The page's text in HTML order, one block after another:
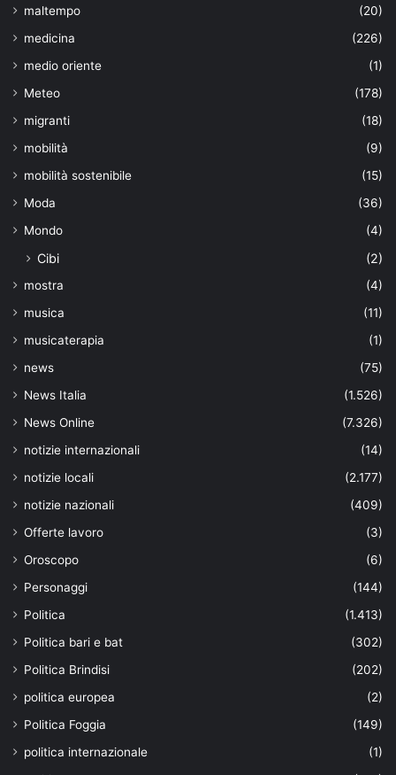
maltempo
(20)
medicina
(226)
medio oriente
(1)
Meteo
(178)
migranti
(18)
mobilità
(9)
mobilità sostenibile
(15)
Moda
(36)
Mondo
(4)
Cibi (2)
mostra
(4)
musica
(11)
musicaterapia
(1)
news
(75)
News Italia
(1.526)
News Online
(7.326)
notizie internazionali
(14)
notizie locali
(2.177)
notizie nazionali
(409)
Offerte lavoro
(3)
Oroscopo
(6)
Personaggi
(144)
Politica
(1.413)
Politica bari e bat
(302)
Politica Brindisi
(202)
politica europea
(2)
Politica Foggia
(149)
politica internazionale
(1)